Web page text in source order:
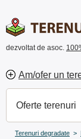
dezvoltat de asoc.
Am/ofer un
Oferte terenuri
Terenuri degradate >